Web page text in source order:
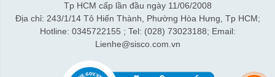
Sáng 8h15-12h; Chiều 1h15-5h30
Thứ 7 làm đến 3h30 chiều.
Tp HCM cấp lần đầu ngày 11/06/2008
Địa chỉ: 243/1/14 Tô Hiến Thành, Phường Hòa Hưng, Tp HCM;
Hotline: 0345722155 ; Tel: (028) 73023188; Email:
Lienhe@sisco.com.vn